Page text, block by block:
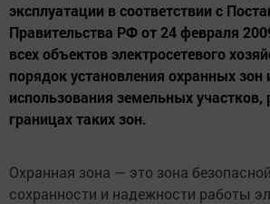
эксплуатации в соответствии с
Правительства РФ от 24 февраля
всех объектов электросетевого
порядок установления охранных зон
использования земельных
границах таких зон.
Охранная зона — это зона
сохранности и надежности работы